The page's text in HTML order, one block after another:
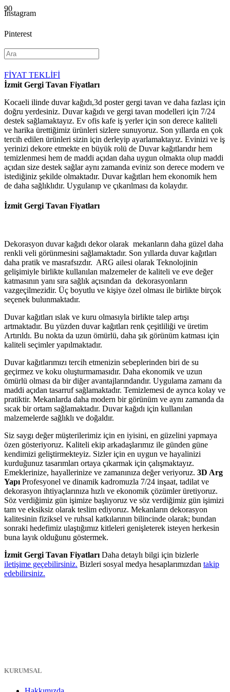
Instagram
Pinterest
YouTube
FİYAT TEKLİFİ
İzmit Gergi Tavan Fiyatları
Kocaeli ilinde duvar kağıdı,3d poster gergi tavan ve daha fazlası için
doğru yerdesiniz. Duvar kağıdı ve gergi tavan modelleri için 7/24
destek sağlamaktayız. Ev ofis kafe iş yerler için son derece kaliteli
ve harika ürettiğimiz ürünleri sizlere sunuyoruz. Son yıllarda en çok
tercih edilen ürünleri sizin için derleyip ayarlamaktayız. Evinizi ve iş
yerinizi dekore etmekte en büyük rolü de Duvar kağıtlarıdır hem
temizlenmesi hem de maddi açıdan daha uygun olmakta olup maddi
açıdan size destek sağlar aynı zamanda eviniz son derece modern ve
istediğiniz şekilde olmaktadır. Duvar kağıtları hem ekonomik hem
de daha sağlıklıdır. Uygulanıp ve çıkarılması da kolaydır.
İzmit Gergi Tavan Fiyatları
Dekorasyon duvar kağıdı dekor olarak mekanların daha güzel daha
renkli veli görünmesini sağlamaktadır. Son yıllarda duvar kağıtları
daha pratik ve masrafsızdır. ARG ailesi olarak Teknolojinin
gelişimiyle birlikte kullanılan malzemeler de kaliteli ve eve değer
katmasının yanı sıra sağlık açısından da dekorasyonların
vazgeçilmezidir. Üç boyutlu ve kişiye özel olması ile birlikte birçok
seçenek bulunmaktadır.
Duvar kağıtları ıslak ve kuru olmasıyla birlikte talep artışı
artmaktadır. Bu yüzden duvar kağıtları renk çeşitliliği ve üretim
Artırıldı. Bu nokta da uzun ömürlü, daha şık görünüm katması için
kaliteli seçimler yapılmaktadır.
Duvar kağıtlarımızı tercih etmenizin sebeplerinden biri de su
geçirmez ve koku oluşturmamasıdır. Daha ekonomik ve uzun
ömürlü olması da bir diğer avantajlarındandır. Uygulama zamanı da
maddi açıdan tasarruf sağlamaktadır. Temizlemesi de ayrıca kolay ve
pratiktir. Mekanlarda daha modern bir görünüm ve aynı zamanda da
sıcak bir ortam sağlamaktadır. Duvar kağıdı için kullanılan
malzemelerde sağlıklı ve doğaldır.
Siz saygı değer müşterilerimiz için en iyisini, en güzelini yapmaya
özen gösteriyoruz. Kaliteli ekip arkadaşlarımız ile günden güne
kendimizi geliştirmekteyiz. Sizler için en uygun ve hayalinizi
kurduğunuz tasarımları ortaya çıkarmak için çalışmaktayız.
Emeklerinize, hayallerinize ve zamanınıza değer veriyoruz. 3D Arg
Yapı Profesyonel ve dinamik kadromuzla 7/24 inşaat, tadilat ve
dekorasyon ihtiyaçlarınıza hızlı ve ekonomik çözümler üretiyoruz.
Söz verdiğimiz gün işimize başlıyoruz ve söz verdiğimiz gün işimizi
tam ve eksiksiz olarak teslim ediyoruz. Mekanların dekorasyon
kalitesinin fiziksel ve ruhsal katkılarının bilincinde olarak; bundan
sonraki hedefimiz ulaştığımız kitleleri genişleterek isteyen herkesin
buna layık olduğunu göstermek.
İzmit Gergi Tavan Fiyatları Daha detaylı bilgi için bizlerle
iletişime geçebilirsiniz. Bizleri sosyal medya hesaplarımızdan takip
edebilirsiniz.
KURUMSAL